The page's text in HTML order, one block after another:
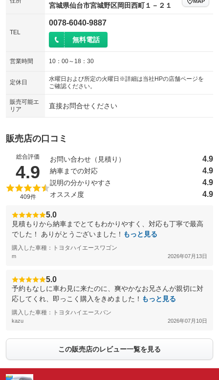
クラッチレス ヒッチメンバー
：装備なし
坂道発進補助装置
：装備なし
展示・試乗車
電動格納ミラー
：装備なし
チップアップシート オットマン
：装備なし
電動格納サードシート
ウォークスルー
：装備なし
電動リアゲート
：装備なし
シートエアコン
：装備なし 全周囲カメラ
：装備あり
エアサスペンション
冷蔵庫 ３ＷＡＹ式
プルダウンベッド（昇降式ベッ
ド）
：装備なし
プルダウンベッド・電動（昇降
バンクベッド
：装備なし
座席兼用
組立ベッド・電動
：装備なし ：装備あり
キッチン（シンク）
：装備あり キッチン（コンロ）
：装備あり
トイレ
シャワー
：装備なし サイドオーニング
：装備なし
ポップアップルーフ 網戸
装備略号／用語解説
宮城県仙台市宮城野区岡田西町１－２１
TEL
0078-6040-9887
無料電話
営業時間 10：00～18：30
定休日
水曜日および所定の火曜日※詳細は当社HPの店舗ページを
ご確認ください。
販売可能エ
リア
直接お問合せください
販売店の口コミ
総合評価
4.9 （5点満点中）
409件
お問い合わせ（見積り） 4.9
納車までの対応 4.9
説明の分かりやすさ 4.9
オススメ度 4.9
5.0
見積もりから納車までとてもわかりやすく、対応も丁寧で最高
でした！ ありがとうございました！ もっと見る
購入した車種：トヨタハイエースワゴン
m 2026年07月13日
5.0
予約もなしに車わ見に来たのに、爽やかなお兄さんが親切に対
応してくれ、即っこく購入をきめました！ もっと見る
購入した車種：トヨタハイエースバン
kazu 2026年07月10日
この販売店のレビュー一覧を見る